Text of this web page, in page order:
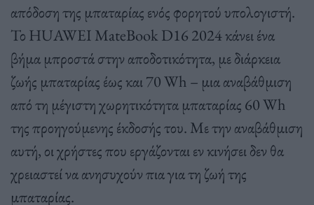
απόδοση της μπαταρίας ενός φορητού υπολογιστή.
Το HUAWEI MateBook D16 2024 κάνει ένα
βήμα μπροστά στην αποδοτικότητα, με διάρκεια
ζωής μπαταρίας έως και 70 Wh – μια αναβάθμιση
από τη μέγιστη χωρητικότητα μπαταρίας 60 Wh
της προηγούμενης έκδοσής του. Με την αναβάθμιση
αυτή, οι χρήστες που εργάζονται εν κινήσει δεν θα
χρειαστεί να ανησυχούν πια για τη ζωή της
μπαταρίας.